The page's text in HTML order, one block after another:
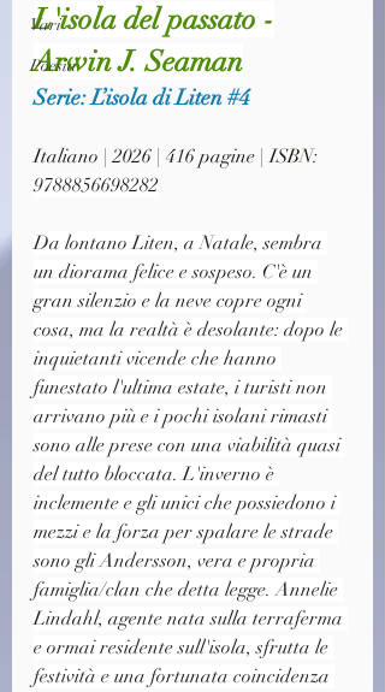
Vari
Poesia
L'isola del passato -
Arwin J. Seaman
Serie: L’isola di Liten #4
Italiano | 2026 | 416 pagine | ISBN:
9788856698282
Da lontano Liten, a Natale, sembra
un diorama felice e sospeso. C'è un
gran silenzio e la neve copre ogni
cosa, ma la realtà è desolante: dopo le
inquietanti vicende che hanno
funestato l'ultima estate, i turisti non
arrivano più e i pochi isolani rimasti
sono alle prese con una viabilità quasi
del tutto bloccata. L'inverno è
inclemente e gli unici che possiedono i
mezzi e la forza per spalare le strade
sono gli Andersson, vera e propria
famiglia/clan che detta legge. Annelie
Lindahl, agente nata sulla terraferma
e ormai residente sull'isola, sfrutta le
festività e una fortunata coincidenza